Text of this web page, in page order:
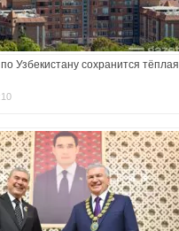
Узбекистану сохранится тёплая